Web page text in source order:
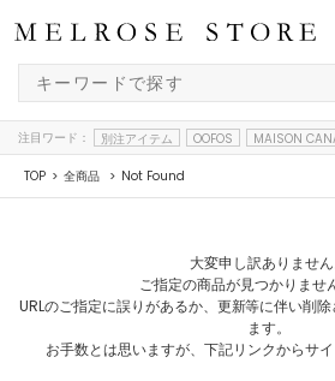
注目ワード： 別注アイテム OOFOS MAISON
TOP 全商品 Not Found
大変申し訳ありません
ご指定の商品が見つかりませ
URLのご指定に誤りがあるか、更新等に伴い削
ます。
お手数とは思いますが、下記リンクからサイ